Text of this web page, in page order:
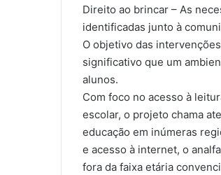
Direito ao brincar – As
identificadas junto à
O objetivo das
significativo que um
alunos.
Com foco no acesso à
escolar, o projeto chama
educação em inúmeras
e acesso à internet, o
fora da faixa etária